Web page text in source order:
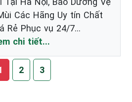
Các Hãng Uy tín Chất
Rẻ Phục vụ 24/7...
chi tiết...
2 3